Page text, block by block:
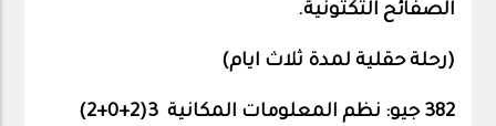
الصفائح التكتونية.
(رحلة حقلية لمدة ثلاث ايام)
382 جيو: نظم المعلومات المكانية 3(2+0+ 2
)